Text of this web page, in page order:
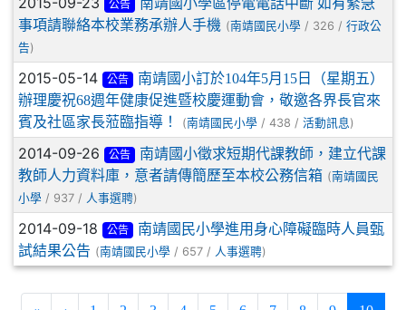
公告
事項請聯絡本校業務承辦人手機 (南靖國民小學 / 326 / 行政公
告)
2015-05-14 公告
南靖國小訂於104年5月15日（星期五）
辦理慶祝68週年健康促進暨校慶運動會，敬邀各界長官來
賓及社區家長蒞臨指導！
(南靖國民小學 / 438 / 活動訊息 )
2014-09-26 公告
南靖國小徵求短期代課教師，建立代課
教師人力資料庫，意者請傳簡歷至本校公務信箱 (南靖國民
小學 / 937 / 人事選聘)
2014-09-18 公告
南靖國民小學進用身心障礙臨時人員甄
試結果公告 (南靖國民小學 / 657 / 人事選聘)